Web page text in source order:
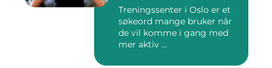
Treningssenter i Oslo er et
søkeord mange bruker når
de vil komme i gang med
mer aktiv ...